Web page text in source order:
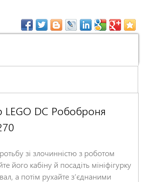
LEGO DC Робоброня
зі злочинністю з роботом
його кабіну й посадіть мініфігурку
а потім рухайте зʼєднаними
цей товар першими
*